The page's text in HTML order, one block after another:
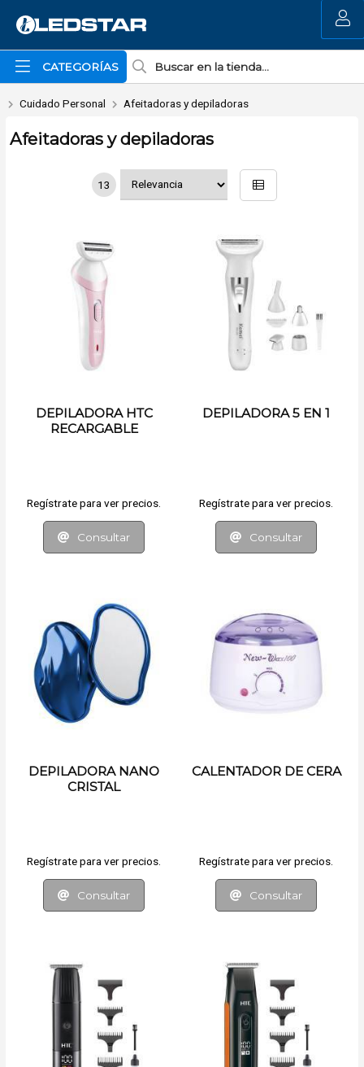
CATEGORÍAS
MI COMPRA
Cuidado Personal Afeitadoras y depiladoras
Afeitadoras y depiladoras
13
DEPILADORA HTC
RECARGABLE
Regístrate para ver precios.
Consultar
DEPILADORA 5 EN 1
Regístrate para ver precios.
Consultar
DEPILADORA NANO
CRISTAL
Regístrate para ver precios.
Consultar
CALENTADOR DE CERA
Regístrate para ver precios.
Consultar